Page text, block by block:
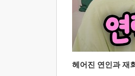
헤어진 연인과 재